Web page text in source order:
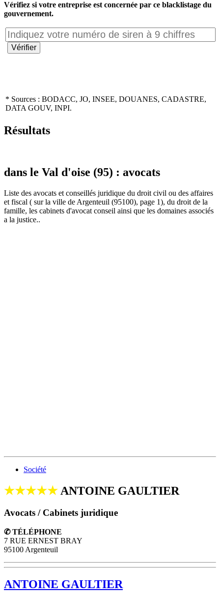
Vérifiez si votre entreprise est concernée par ce blacklistage du
gouvernement.
* Sources : BODACC, JO, INSEE, DOUANES, CADASTRE,
DATA GOUV, INPI.
Résultats
dans le Val d'oise (95) : avocats
Liste des avocats et conseillés juridique du droit civil ou des affaires
et fiscal ( sur la ville de Argenteuil (95100), page 1), du droit de la
famille, les cabinets d'avocat conseil ainsi que les domaines associés
a la justice..
Société
★★★★★ ANTOINE GAULTIER
Avocats / Cabinets juridique
✆ TÉLÉPHONE
7 RUE ERNEST BRAY
95100 Argenteuil
ANTOINE GAULTIER